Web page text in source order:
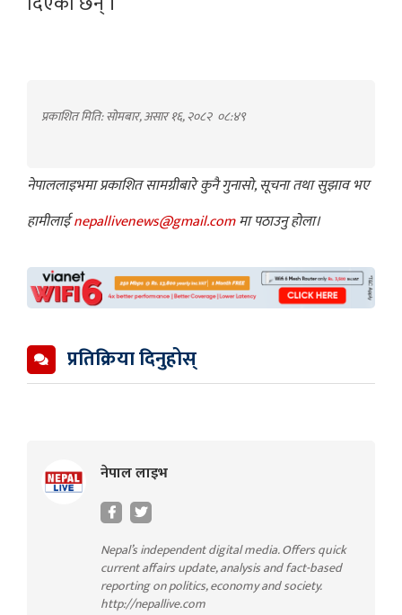
प्रकाशित मिति: सोमबार, असार १६, २०८२ ०८:४९
नेपाललाइभमा प्रकाशित सामग्रीबारे कुनै गुनासो, सूचना तथा सुझाव भए
हामीलाईnepallivenews@gmail.comमा पठाउनु होला।
प्रतिक्रिया दिनुहोस्
नेपाल लाइभ
Nepal’s independent digital media. Offers quick
current affairs update, analysis and fact-based
reporting on politics, economy and society.
http://nepallive.com